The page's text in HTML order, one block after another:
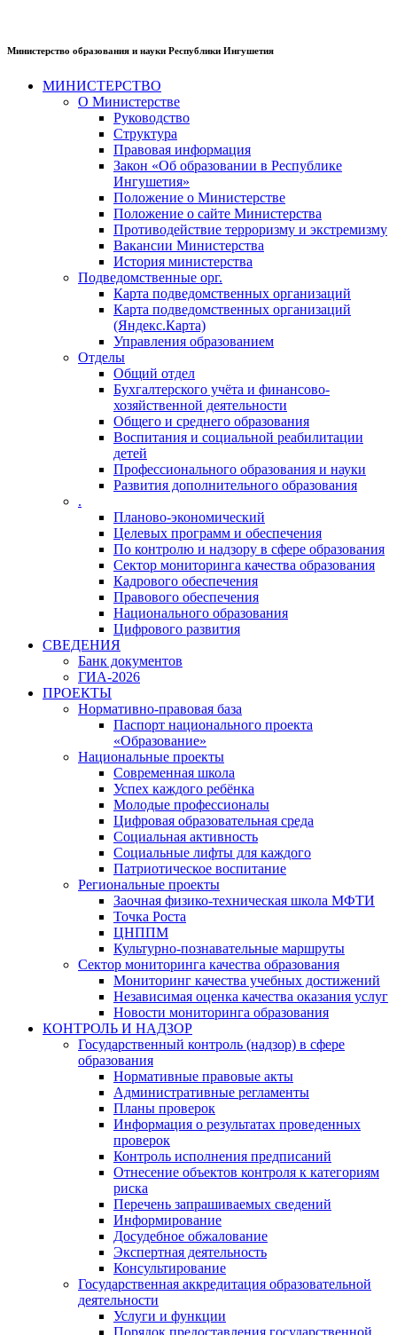
Министерство образования и науки Республики Ингушетия
МИНИСТЕРСТВО
О Министерстве
Руководство
Структура
Правовая информация
Закон «Об образовании в Республике
Ингушетия»
Положение о Министерстве
Положение о сайте Министерства
Противодействие терроризму и экстремизму
Вакансии Министерства
История министерства
Подведомственные орг.
Карта подведомственных организаций
Карта подведомственных организаций
(Яндекс.Карта)
Управления образованием
Отделы
Общий отдел
Бухгалтерского учёта и финансово-
хозяйственной деятельности
Общего и среднего образования
Воспитания и социальной реабилитации
детей
Профессионального образования и науки
Развития дополнительного образования
.
Планово-экономический
Целевых программ и обеспечения
По контролю и надзору в сфере образования
Сектор мониторинга качества образования
Кадрового обеспечения
Правового обеспечения
Национального образования
Цифрового развития
СВЕДЕНИЯ
Банк документов
ГИА-2026
ПРОЕКТЫ
Нормативно-правовая база
Паспорт национального проекта
«Образование»
Национальные проекты
Современная школа
Успех каждого ребёнка
Молодые профессионалы
Цифровая образовательная среда
Социальная активность
Социальные лифты для каждого
Патриотическое воспитание
Региональные проекты
Заочная физико-техническая школа МФТИ
Точка Роста
ЦНППМ
Культурно-познавательные маршруты
Сектор мониторинга качества образования
Мониторинг качества учебных достижений
Независимая оценка качества оказания услуг
Новости мониторинга образования
КОНТРОЛЬ И НАДЗОР
Государственный контроль (надзор) в сфере
образования
Нормативные правовые акты
Административные регламенты
Планы проверок
Информация о результатах проведенных
проверок
Контроль исполнения предписаний
Отнесение объектов контроля к категориям
риска
Перечень запрашиваемых сведений
Информирование
Досудебное обжалование
Экспертная деятельность
Консультирование
Государственная аккредитация образовательной
деятельности
Услуги и функции
Порядок предоставления государственной